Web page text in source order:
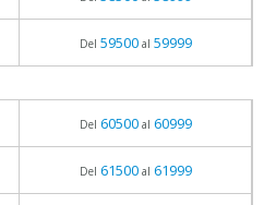
Del 59500al 59999
Del 60500al 60999
Del 61500al 61999